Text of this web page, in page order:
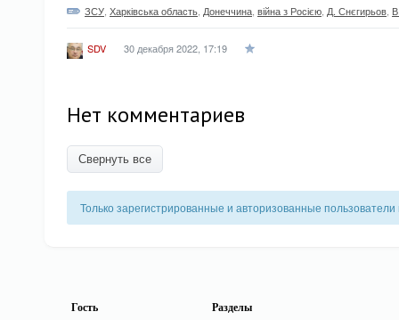
ЗСУ, Харківська область, Донеччина, війна з Росією, Д. Снєгирьов,
SDV 30 декабря 2022, 17:19
Нет комментариев
Свернуть все
Только зарегистрированные и авторизованные
Гость Разделы